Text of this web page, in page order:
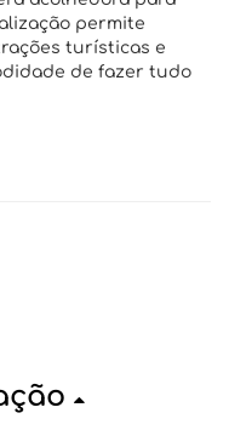
permite
turísticas e
de fazer tudo